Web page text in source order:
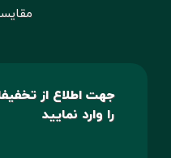
جهت اطلاع از
را وارد نمایید